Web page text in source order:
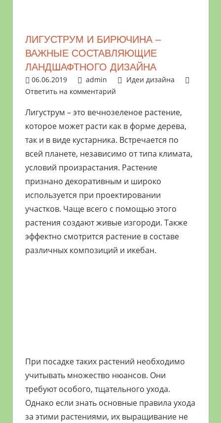
цветами.
обустройстве
дачного
выращивании
богатого
урожая.
ЛИГУСТРУМ И БИРЮЧИНА –
ВАЖНЫЕ СОСТАВЛЯЮЩИЕ
ЛАНДШАФТНОГО ДИЗАЙНА
06.06.2019 admin
Идеи дизайна
Ответить на комментарий
Лигуструм – это вечнозеленое растение,
которое может расти как в форме дерева,
так и в виде кустарника. Встречается по
всей планете, независимо от типа климата,
условий произрастания. Растение
признано декоративным и широко
используется при проектировании
участков. Чаще всего с помощью этого
растения создают живые изгороди. Также
эффектно смотрится растение в составе
различных композиций и икебан.
При посадке таких растений необходимо
учитывать множество нюансов. Они
требуют особого, тщательного ухода.
Однако если знать основные правила ухода
за этими растениями, их выращивание не